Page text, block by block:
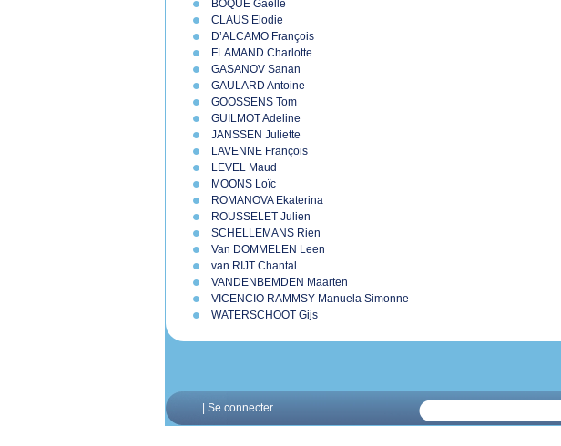
BOQUE Gaëlle
CLAUS Elodie
D’ALCAMO François
FLAMAND Charlotte
GASANOV Sanan
GAULARD Antoine
GOOSSENS Tom
GUILMOT Adeline
JANSSEN Juliette
LAVENNE François
LEVEL Maud
MOONS Loïc
ROMANOVA Ekaterina
ROUSSELET Julien
SCHELLEMANS Rien
Van DOMMELEN Leen
van RIJT Chantal
VANDENBEMDEN Maarten
VICENCIO RAMMSY Manuela Simonne
WATERSCHOOT Gijs
Se connecter